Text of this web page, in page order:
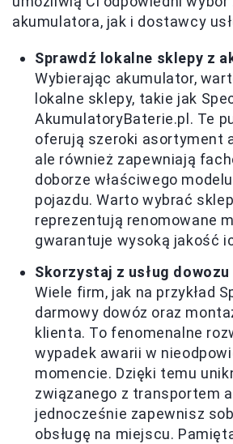
akumulatora, jak i dostawcy
Sprawdź lokalne sklepy z
Wybierając akumulator,
lokalne sklepy, takie jak
AkumulatoryBaterie.pl. Te
oferują szeroki asortyment
ale również zapewniają
doborze właściwego
pojazdu. Warto wybrać
reprezentują renomowane
gwarantuje wysoką jakość
Skorzystaj z usług dowozu
Wiele firm, jak na przykład
darmowy dowóz oraz
klienta. To fenomenalne
wypadek awarii w
momencie. Dzięki temu
związanego z transportem
jednocześnie zapewnisz
obsługę na miejscu.